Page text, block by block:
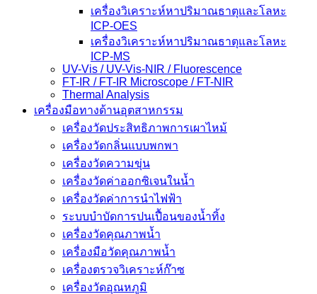
เครื่องวิเคราะห์หาปริมาณธาตุและโลหะ
ICP-OES
เครื่องวิเคราะห์หาปริมาณธาตุและโลหะ
ICP-MS
UV-Vis / UV-Vis-NIR / Fluorescence
FT-IR / FT-IR Microscope / FT-NIR
Thermal Analysis
เครื่องมือทางด้านอุตสาหกรรม
เครื่องวัดประสิทธิภาพการเผาไหม้
เครื่องวัดกลิ่นแบบพกพา
เครื่องวัดความขุ่น
เครื่องวัดค่าออกซิเจนในน้ำ
เครื่องวัดค่าการนำไฟฟ้า
ระบบบำบัดการปนเปื้อนของน้ำทิ้ง
เครื่องวัดคุณภาพน้ำ
เครื่องมือวัดคุณภาพน้ำ
เครื่องตรวจวิเคราะห์ก๊าซ
เครื่องวัดอุณหภูมิ